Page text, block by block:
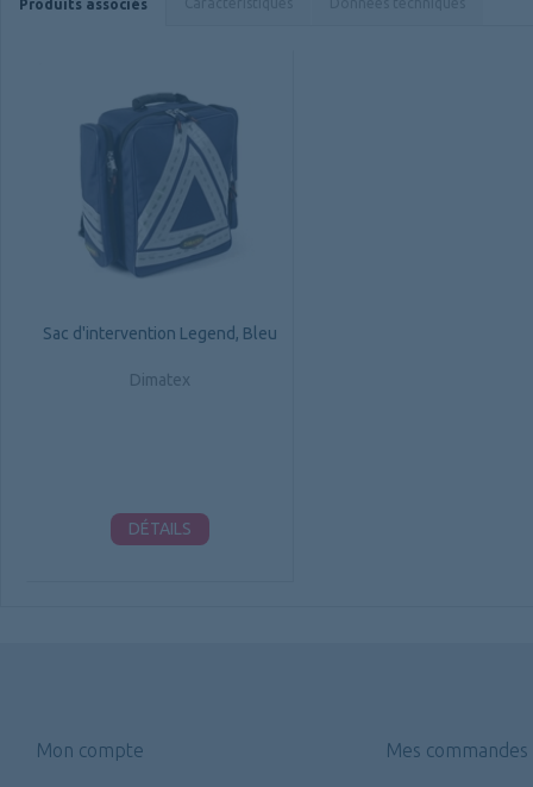
Produits associés
Sac d'intervention Legend, Bleu
Dimatex
DÉTAILS
Mon compte Mes commandes